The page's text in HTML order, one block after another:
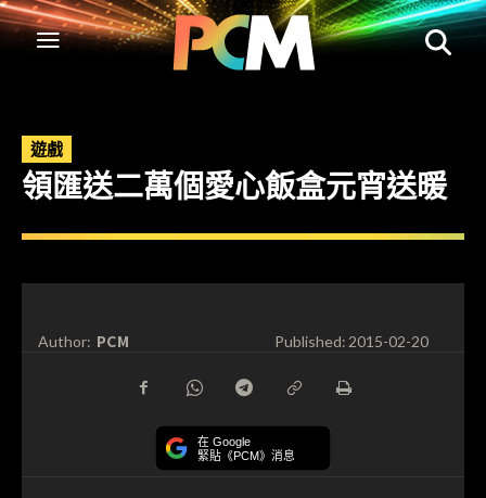
遊戲
領匯送二萬個愛心飯盒元宵送暖
Author: PCM Published:2015-02-20
在 Google
緊貼《PCM》消息